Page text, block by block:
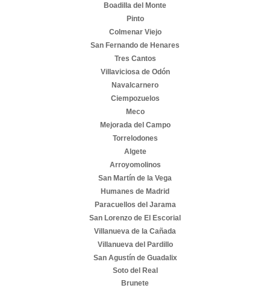
Boadilla del Monte
Pinto
Colmenar Viejo
San Fernando de Henares
Tres Cantos
Villaviciosa de Odón
Navalcarnero
Ciempozuelos
Meco
Mejorada del Campo
Torrelodones
Algete
Arroyomolinos
San Martín de la Vega
Humanes de Madrid
Paracuellos del Jarama
San Lorenzo de El Escorial
Villanueva de la Cañada
Villanueva del Pardillo
San Agustín de Guadalix
Soto del Real
Brunete